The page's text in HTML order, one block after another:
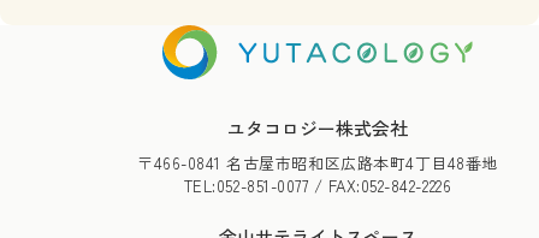
ユタコロジー株式会社
〒466-0841 名古屋市昭和区広路本町4丁目48番地
TEL:052-851-0077 / FAX:052-842-2226